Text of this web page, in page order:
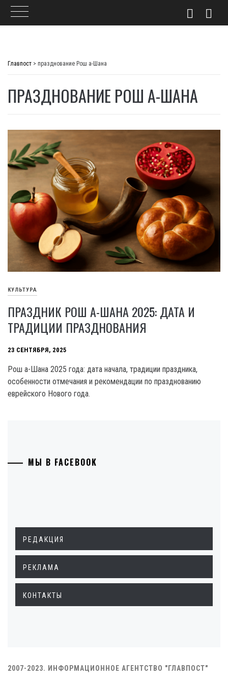
Главпост > празднование Рош а-Шана
ПРАЗДНОВАНИЕ РОШ А-ШАНА
КУЛЬТУРА
ПРАЗДНИК РОШ А-ШАНА 2025: ДАТА И
ТРАДИЦИИ ПРАЗДНОВАНИЯ
23 СЕНТЯБРЯ, 2025
Рош а-Шана 2025 года: дата начала, традиции праздника,
особенности отмечания и рекомендации по празднованию
еврейского Нового года.
МЫ В FACEBOOK
РЕДАКЦИЯ
РЕКЛАМА
КОНТАКТЫ
2007-2023. ИНФОРМАЦИОННОЕ АГЕНТСТВО "ГЛАВПОСТ"